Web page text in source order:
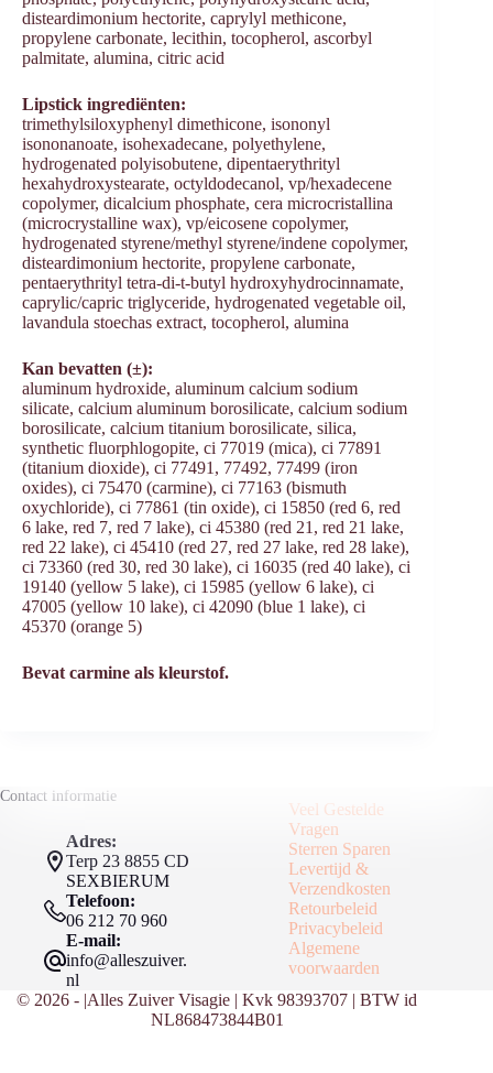
disteardimonium hectorite, caprylyl methicone,
propylene carbonate, lecithin, tocopherol, ascorbyl
palmitate, alumina, citric acid
Lipstick ingrediënten:
trimethylsiloxyphenyl dimethicone, isononyl
isononanoate, isohexadecane, polyethylene,
hydrogenated polyisobutene, dipentaerythrityl
hexahydroxystearate, octyldodecanol, vp/hexadecene
copolymer, dicalcium phosphate, cera microcristallina
(microcrystalline wax), vp/eicosene copolymer,
hydrogenated styrene/methyl styrene/indene copolymer,
disteardimonium hectorite, propylene carbonate,
pentaerythrityl tetra-di-t-butyl hydroxyhydrocinnamate,
caprylic/capric triglyceride, hydrogenated vegetable oil,
lavandula stoechas extract, tocopherol, alumina
Kan bevatten (±):
aluminum hydroxide, aluminum calcium sodium
silicate, calcium aluminum borosilicate, calcium sodium
borosilicate, calcium titanium borosilicate, silica,
synthetic fluorphlogopite, ci 77019 (mica), ci 77891
(titanium dioxide), ci 77491, 77492, 77499 (iron
oxides), ci 75470 (carmine), ci 77163 (bismuth
oxychloride), ci 77861 (tin oxide), ci 15850 (red 6, red
6 lake, red 7, red 7 lake), ci 45380 (red 21, red 21 lake,
red 22 lake), ci 45410 (red 27, red 27 lake, red 28 lake),
ci 73360 (red 30, red 30 lake), ci 16035 (red 40 lake), ci
19140 (yellow 5 lake), ci 15985 (yellow 6 lake), ci
47005 (yellow 10 lake), ci 42090 (blue 1 lake), ci
45370 (orange 5)
Bevat carmine als kleurstof.
Contact informatie
Adres:
Terp 23 8855 CD
SEXBIERUM
Telefoon:
06 212 70 960
E-mail:
info@alleszuiver.
nl
Veel Gestelde
Vragen
Sterren Sparen
Levertijd &
Verzendkosten
Retourbeleid
Privacybeleid
Algemene
voorwaarden
© 2026 - |Alles Zuiver Visagie | Kvk 98393707 | BTW id
NL868473844B01